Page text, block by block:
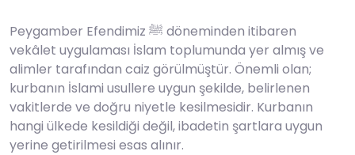
Peygamber Efendimiz ﷺ döneminden itibaren
vekâlet uygulaması İslam toplumunda yer almış ve
alimler tarafından caiz görülmüştür. Önemli olan;
kurbanın İslami usullere uygun şekilde, belirlenen
vakitlerde ve doğru niyetle kesilmesidir. Kurbanın
hangi ülkede kesildiği değil, ibadetin şartlara uygun
yerine getirilmesi esas alınır.